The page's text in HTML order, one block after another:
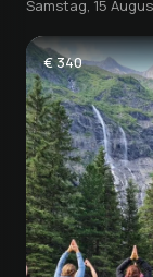
Samstag, 15
€340